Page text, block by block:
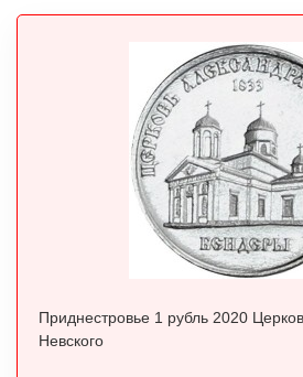
Приднестровье 1 рубль 2020 Церковь Александра
Невского